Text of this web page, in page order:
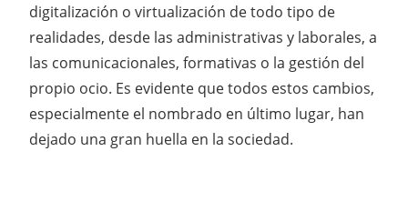
digitalización o virtualización de todo tipo de
realidades, desde las administrativas y laborales, a
las comunicacionales, formativas o la gestión del
propio ocio. Es evidente que todos estos cambios,
especialmente el nombrado en último lugar, han
dejado una gran huella en la sociedad.